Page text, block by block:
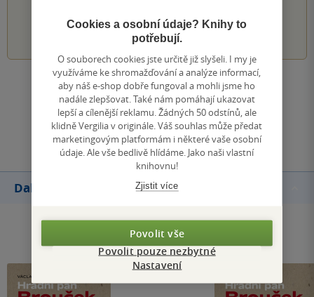
1 2 3 4 5
Zobrazit všechna hodnocení
Přidat hodnocení
Další knihy autora
Cookies a osobní údaje? Knihy to
potřebují.
O souborech cookies jste určitě již slyšeli. I my je
využíváme ke shromažďování a analýze informací,
aby náš e-shop dobře fungoval a mohli jsme ho
nadále zlepšovat. Také nám pomáhají ukazovat
lepší a cílenější reklamu. Žádných 50 odstínů, ale
klidně Vergilia v originále. Váš souhlas může předat
marketingovým platformám i některé vaše osobní
údaje. Ale vše bedlivě hlídáme. Jako naši vlastní
knihovnu!
Zjistit více
Povolit vše
Povolit pouze nezbytné
Nastavení